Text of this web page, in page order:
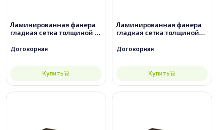
Ламинированная фанера
гладкая сетка толщиной 21
сорт 3/3
Договорная
Купить
Ламинированная фанера
гладкая сетка толщиной
2440х1220, сорт 2/2
Договорная
Купить